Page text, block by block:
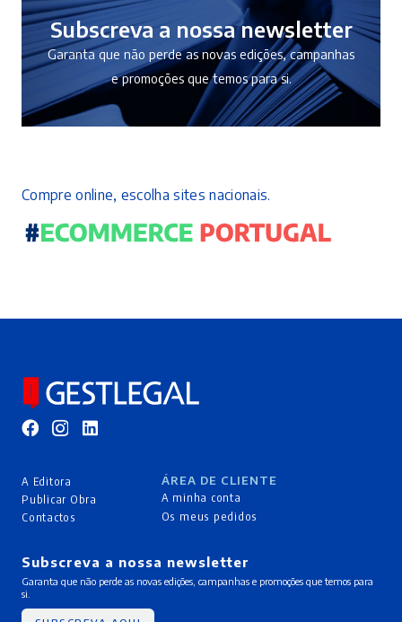
Subscreva a nossa newsletter
Garanta que não perde as novas edições, campanhas
e promoções que temos para si.
Compre online, escolha sites nacionais.
A Editora
Publicar Obra
Contactos
ÁREA DE CLIENTE
A minha conta
Os meus pedidos
Subscreva a nossa newsletter
Garanta que não perde as novas edições, campanhas e promoções que temos para
si.